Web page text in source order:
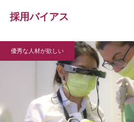
採用バイアス
優秀な人材が欲しい